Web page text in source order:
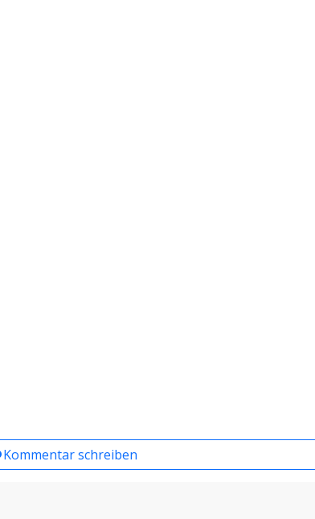
Kommentar schreiben